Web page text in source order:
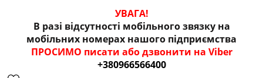
УВАГА!
В разі відсутності мобільного звязку на
мобільних номерах нашого підприємства
ПРОСИМО писати або дзвонити на Viber
+380966566400